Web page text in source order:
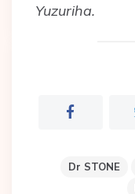
Yuzuriha.
Dr STONE